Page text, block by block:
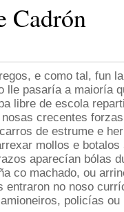
Cadrón
e como tal, fun
lle pasaría a maioría
libre de escola
crecentes
de estrume e
mollos e
aparecían bólas
co machado, ou
entraron no noso
policías ou